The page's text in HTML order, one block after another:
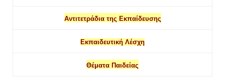
Αντιτετράδια της Εκπαίδευσης
Εκπαιδευτική Λέσχη
Θέματα Παιδείας